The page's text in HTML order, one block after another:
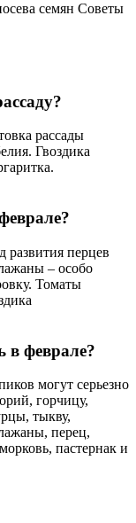
семян Советы
рассады
Гвоздика
развития перцев
– особо
Томаты
в феврале?
могут серьезно
горчицу,
тыкву,
перец,
пастернак и